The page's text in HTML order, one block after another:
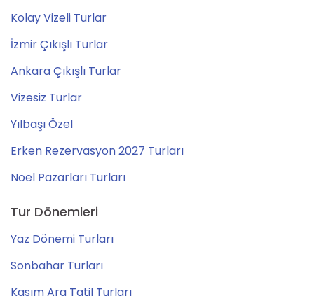
Kolay Vizeli Turlar
İzmir Çıkışlı Turlar
Ankara Çıkışlı Turlar
Vizesiz Turlar
Yılbaşı Özel
Erken Rezervasyon 2027 Turları
Noel Pazarları Turları
Tur Dönemleri
Yaz Dönemi Turları
Sonbahar Turları
Kasım Ara Tatil Turları